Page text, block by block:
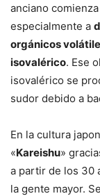
anciano
especialmente a
orgánicos
isovalérico. Ese
isovalérico se
sudor debido a
En la cultura
«Kareishu»
a partir de los 30
la gente mayor.